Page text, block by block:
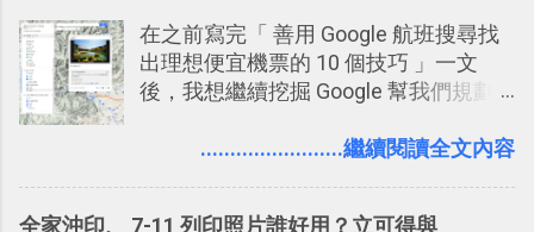
聊天打屁、傳送有趣影音圖文的功能。
2. 「 有效率 」：但是 Slack 的頻道、群
組機制讓茶水間的聊天，不會干擾工作
事可以從聊天中記錄重點。 3. 「 有彈性
在之前寫完「 善用 Google 航班搜尋找
出理想便宜機票的 10 個技巧 」一文
後，我想繼續挖掘 Google 幫我們規劃
入的來聊聊 Google 的「我的地圖」服
........................繼續閱讀全文內容
全家沖印、 7-11 列印照片誰好用？立可得與